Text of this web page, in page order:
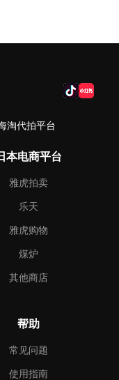
淘代拍平台
本电商平台
雅虎拍卖
乐天
雅虎购物
煤炉
其他商店
帮助
常见问题
使用指南